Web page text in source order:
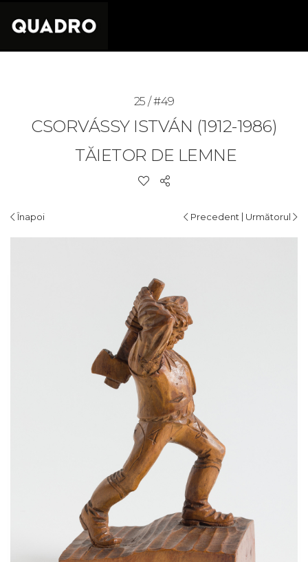
25 / #49
CSORVÁSSY ISTVÁN (1912-1986)
TĂIETOR DE LEMNE
Înapoi Precedent | Următorul